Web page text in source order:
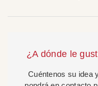
¿A dónde le
Cuéntenos su idea